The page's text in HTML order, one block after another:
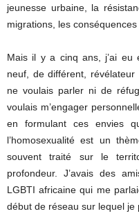
jeunesse urbaine, la
migrations, les
Mais il y a cinq ans, j’ai eu
neuf, de différent, révélateur
ne voulais parler ni de
voulais m’engager
en formulant ces envies
l’homosexualité est un
souvent traité sur le
profondeur. J’avais des
LGBTI africaine qui me
début de réseau sur lequel je